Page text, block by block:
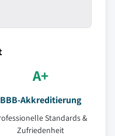
A+
BBB-Akkreditierung
Standards &
Zufriedenheit